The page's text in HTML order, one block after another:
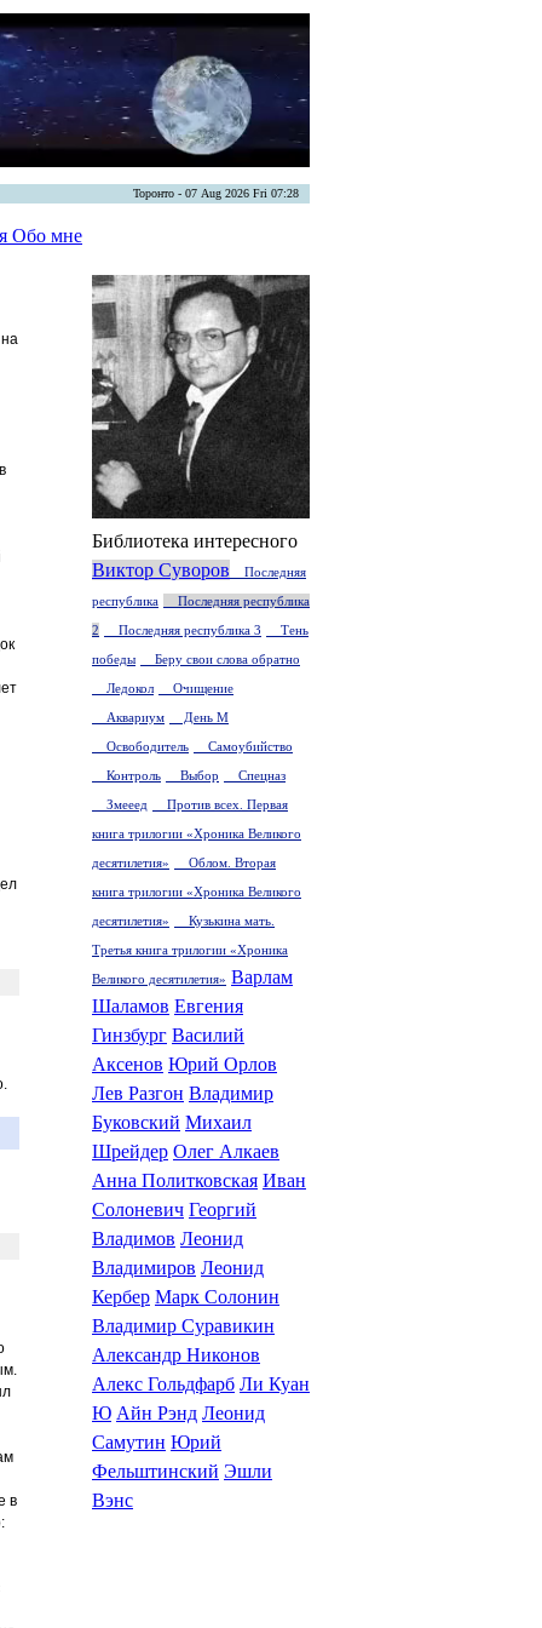
Торонто - 07 Aug 2026 Fri 07:28
Обо мне
в
Библиотека интересного
Виктор Суворов Последняя
республика
Последняя республика
2
Последняя республика 3
Тень
победы
Беру свои слова обратно
Ледокол
Очищение
Аквариум
День М
Освободитель
Самоубийство
Контроль
Выбор
Спецназ
Змееед
Против всех. Первая
книга трилогии «Хроника Великого
десятилетия»
Облом. Вторая
книга трилогии «Хроника Великого
десятилетия»
Кузькина мать.
Третья книга трилогии «Хроника
Великого десятилетия» Варлам
Шаламов Евгения
Гинзбург Василий
Аксенов Юрий Орлов
Лев Разгон Владимир
Буковский Михаил
Шрейдер Олег Алкаев
Анна Политковская Иван
Солоневич Георгий
Владимов Леонид
Владимиров Леонид
Кербер Марк Солонин
Владимир Суравикин
Александр Никонов
Алекс Гольдфарб Ли Куан
Ю Айн Рэнд Леонид
Самутин Юрий
Фельштинский Эшли
Вэнс